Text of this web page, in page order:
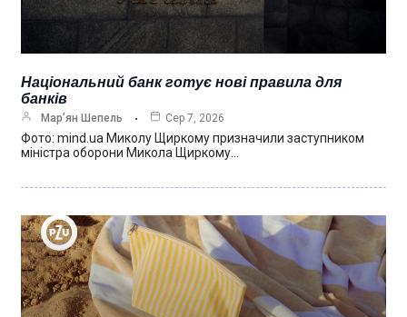
Національний банк готує нові правила для
банків
Мар’ян Шепель Сер 7, 2026
Фото: mind.ua Миколу Щиркому призначили заступником
міністра оборони Микола Щиркому…